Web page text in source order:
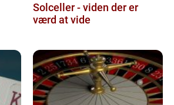
Solceller - viden der er
værd at vide